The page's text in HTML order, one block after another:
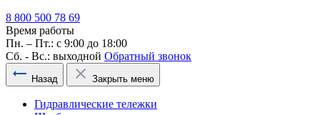
8 800 500 78 69
Время работы
Пн. – Пт.: с 9:00 до 18:00
Сб. - Вс.: выходной Обратный звонок
Назад Закрыть меню
Гидравлические тележки